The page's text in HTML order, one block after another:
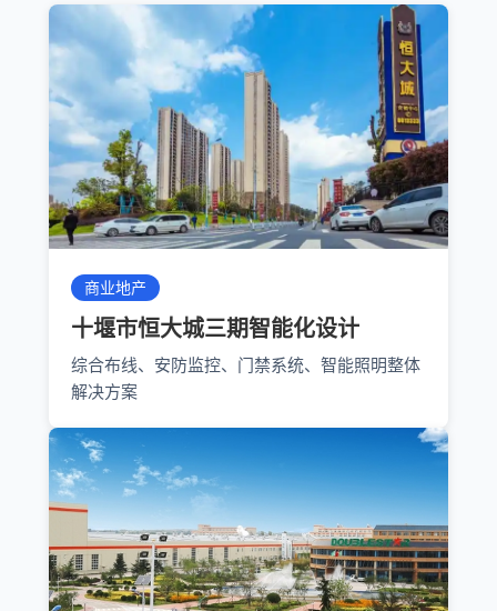
商业地产
十堰市恒大城三期智能化设计
综合布线、安防监控、门禁系统、智能照明整体
解决方案